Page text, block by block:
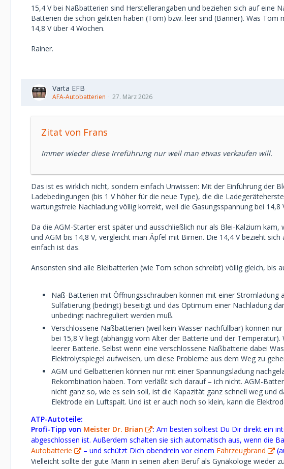
15,4 V bei Naßbatterien sind Herstellerangaben und beziehen sich auf eine
Batterien die schon gelitten haben (Tom) bzw. leer sind (Banner). Was
14,8 V über 4 Wochen.
Rainer.
Varta EFB
AFA-Autobatterien 27. März 2026
Zitat von Frans
Immer wieder diese Irreführung nur weil man etwas verkaufen will.
Das ist es wirklich nicht, sondern einfach Unwissen: Mit der Einführung der
Ladebedingungen (bis 1 V höher für die neue Type), die die
wartungsfreie Nachladung völlig korrekt, weil die Gasungsspannung bei 14,8
Da die AGM-Starter erst später und ausschließlich nur als Blei-Kalzium
und AGM bis 14,8 V, vergleicht man Äpfel mit Birnen. Die 14,4 V bezieht
einfach ist das.
Ansonsten sind alle Bleibatterien (wie Tom schon schreibt) völlig gleich, bis
Naß-Batterien mit Öffnungsschrauben können mit einer
Sulfatierung (bedingt) beseitigt und das Optimum einer Nachladung
unbedingt nachreguliert werden muß.
Verschlossene Naßbatterien (weil kein Wasser nachfüllbar) können
bei 15,8 V liegt (abhängig vom Alter der Batterie und der
leerer Batterie. Selbst wenn eine verschlossene Naßbatterie dabei
Elektrolytspiegel aufweisen, um diese Probleme aus dem Weg zu
AGM und Gelbatterien können nur mit einer Spannungsladung
Rekombination haben. Tom verläßt sich darauf – ich nicht. AGM-
nicht ganz so, wie es sein soll, ist die Kapazität ganz schnell weg und
Elektrode ein Luftspalt. Und ist er auch noch so klein, kann die
ATP-Autoteile:
Profi-Tipp von Meister Dr. Brian : Am besten solltest Du Dir direkt ein
abgeschlossen ist. Außerdem schalten sie sich automatisch aus, wenn die
Autobatterie
– und schützt Dich obendrein vor einem Fahrzeugbrand
Vielleicht sollte der gute Mann in seinen alten Beruf als Gynäkologe wieder